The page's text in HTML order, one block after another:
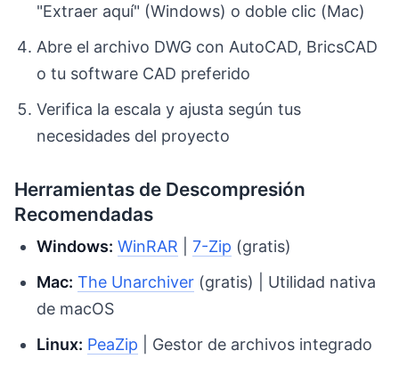
"Extraer aquí" (Windows) o doble clic (Mac)
Abre el archivo DWG con AutoCAD, BricsCAD
o tu software CAD preferido
Verifica la escala y ajusta según tus
necesidades del proyecto
Herramientas de Descompresión
Recomendadas
Windows: WinRAR |7-Zip (gratis)
Mac: The Unarchiver (gratis) | Utilidad nativa
de macOS
Linux: PeaZip | Gestor de archivos integrado